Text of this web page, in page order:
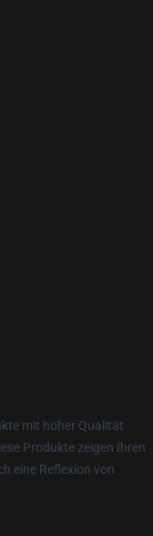
mit hoher Qualität
Produkte zeigen Ihren
eine Reflexion von